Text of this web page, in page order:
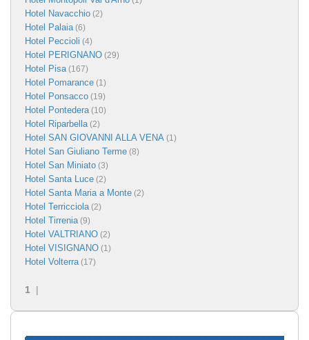
Hotel Navacchio (2)
Hotel Palaia(6)
Hotel Peccioli (4)
Hotel PERIGNANO (29)
Hotel Pisa(167)
Hotel Pomarance (1)
Hotel Ponsacco (19)
Hotel Pontedera(10)
Hotel Riparbella(2)
Hotel SAN GIOVANNI ALLA VENA (1)
Hotel San Giuliano Terme (8)
Hotel San Miniato (3)
Hotel Santa Luce (2)
Hotel Santa Maria a Monte (2)
Hotel Terricciola(2)
Hotel Tirrenia(9)
Hotel VALTRIANO (2)
Hotel VISIGNANO (1)
Hotel Volterra(17)
1 |